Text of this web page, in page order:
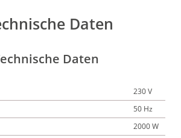
Daten
Daten
230 V
50 Hz
2000 W